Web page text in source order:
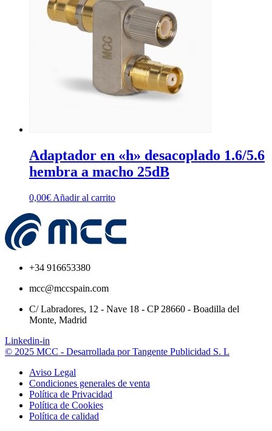
Adaptador en «h» desacoplado 1.6/5.6
hembra a macho 25dB
0,00€ Añadir al carrito
+34 916653380
mcc@mccspain.com
C/ Labradores, 12 - Nave 18 - CP 28660 - Boadilla del
Monte, Madrid
Linkedin-in
© 2025 MCC - Desarrollada por Tangente Publicidad S. L
Aviso Legal
Condiciones generales de venta
Política de Privacidad
Política de Cookies
Política de calidad